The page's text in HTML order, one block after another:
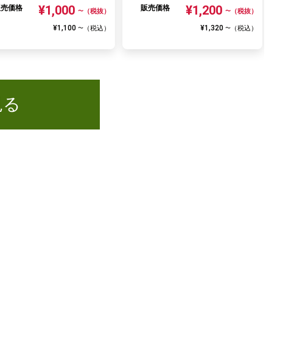
価格
¥1,000 〜 （税抜）
¥1,100 〜 （税込）
販売価格
¥1,200 〜 （税抜）
¥1,320 〜 （税込）